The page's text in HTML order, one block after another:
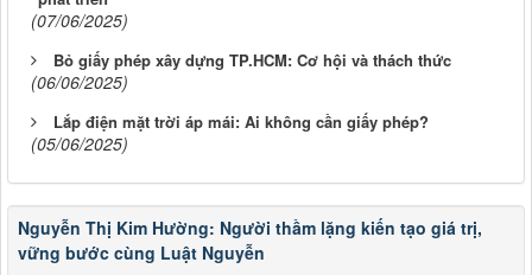
(07/06/2025)
Bỏ giấy phép xây dựng TP.HCM: Cơ hội và thách thức
(06/06/2025)
Lắp điện mặt trời áp mái: Ai không cần giấy phép?
(05/06/2025)
Nguyễn Thị Kim Hường: Người thầm lặng kiến tạo giá trị,
vững bước cùng Luật Nguyễn